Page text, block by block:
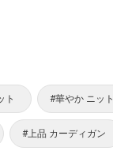
ト #華やか ニット
#上品 カーディガン